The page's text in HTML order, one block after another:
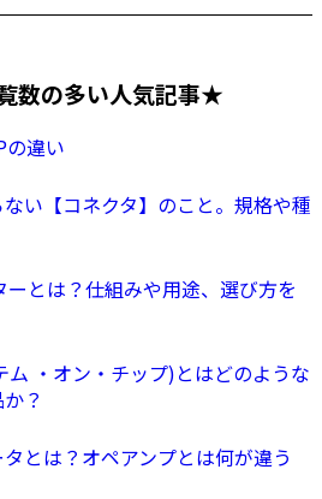
数の多い人気記事★
の違い
い【コネクタ】のこと。規格や種
ーとは？仕組みや用途、選び方を
ム ・オン・チップ)とはどのような
？
とは？オペアンプとは何が違う